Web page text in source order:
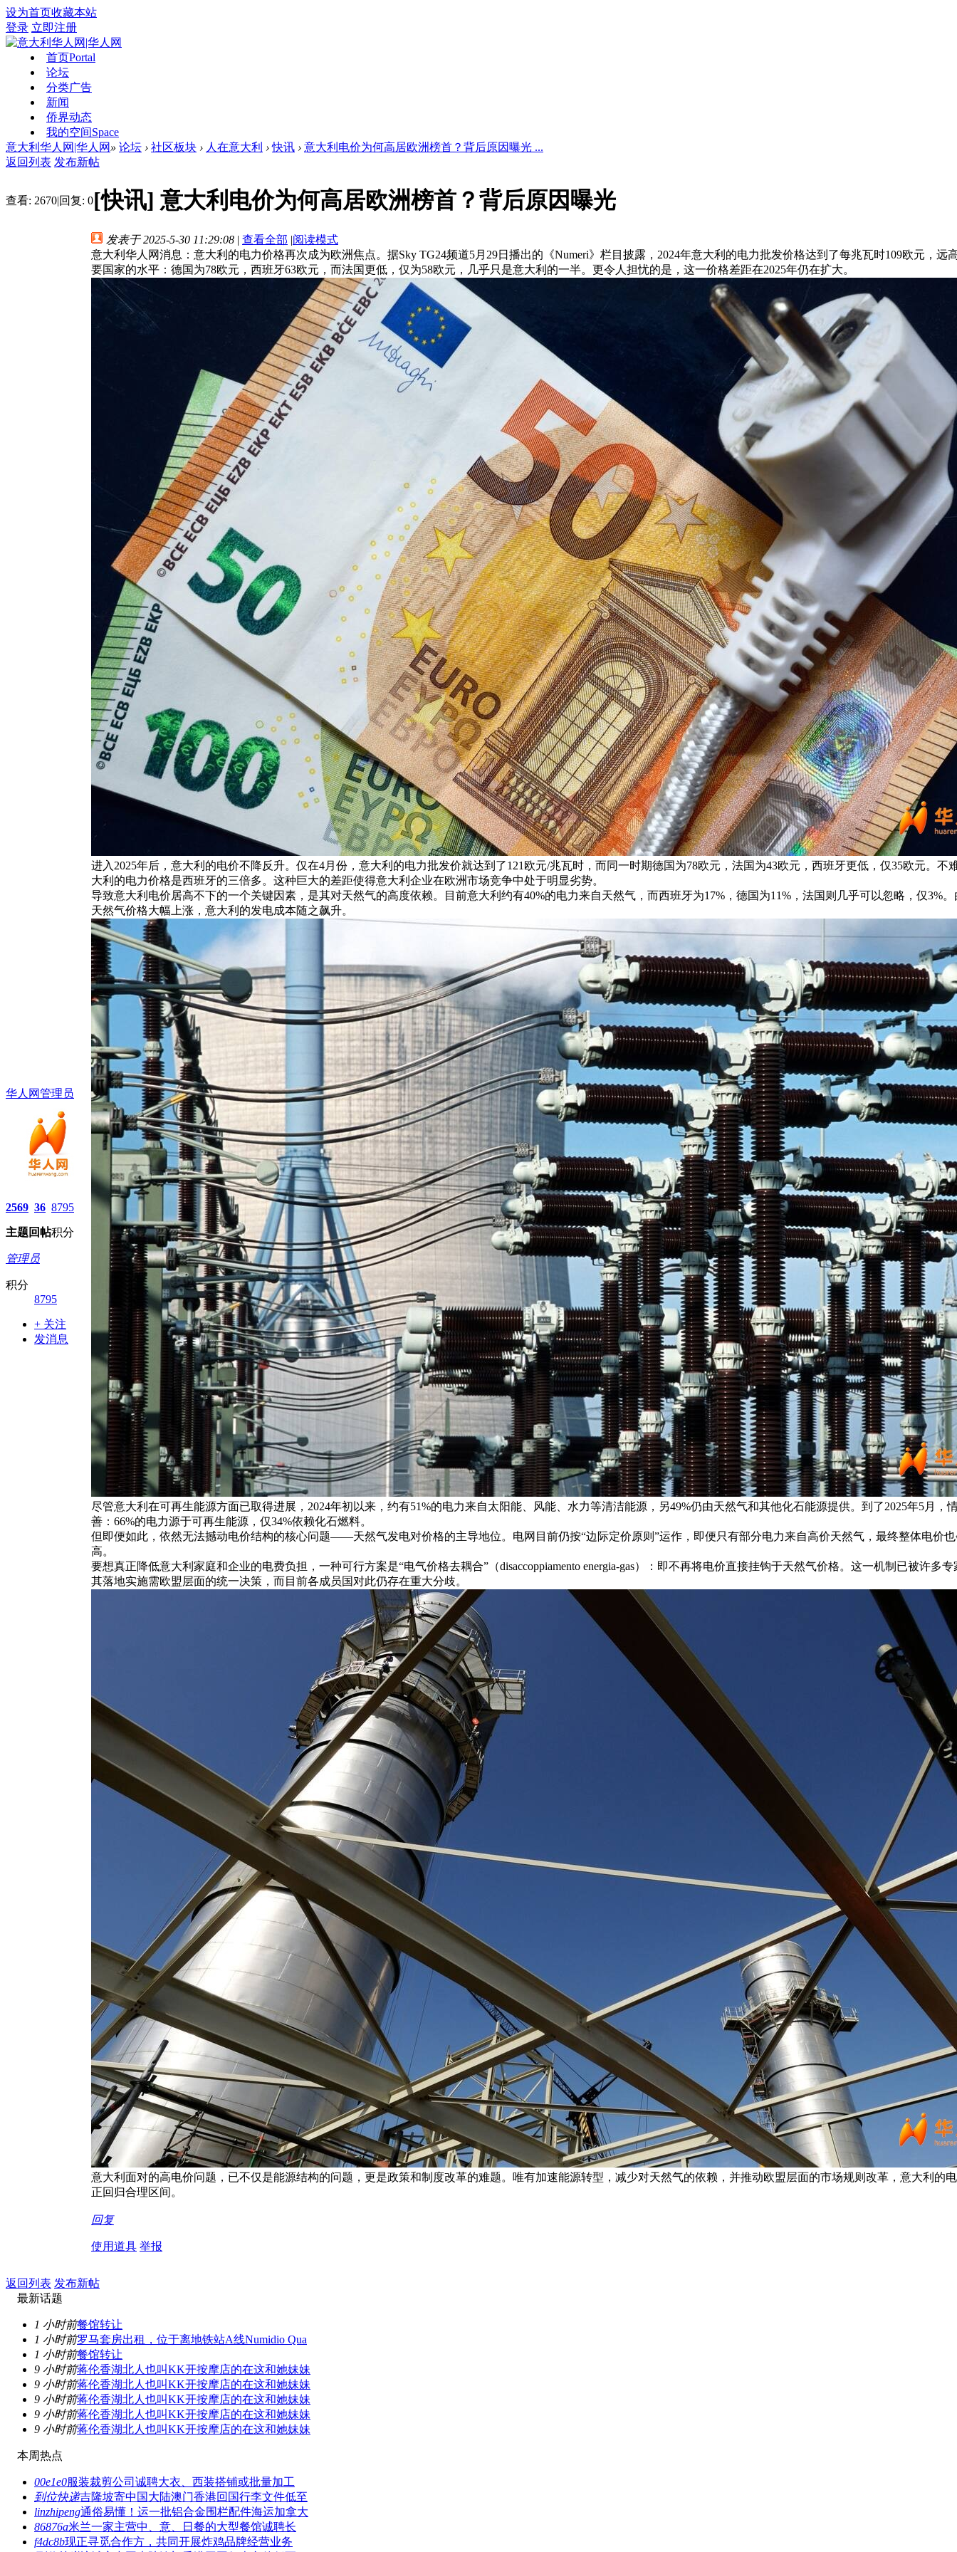
设为首页收藏本站
登录 立即注册
首页Portal
论坛
分类广告
新闻
侨界动态
我的空间Space
意大利华人网|华人网 » 论坛 › 社区板块 › 人在意大利 › 快讯 › 意大利电价为何高居欧洲榜首？背后原因曝光 ...
返回列表 发布新帖
查看: 2670|回复: 0[快讯] 意大利电价为何高居欧洲榜首？背后原因曝光
华人网管理员
2569
主题
36
回帖
8795
积分
管理员
积分
8795
+ 关注
发消息
发表于 2025-5-30 11:29:08 | 查看全部 |阅读模式
意大利华人网消息：意大利的电力价格再次成为欧洲焦点。据Sky TG24频道5月29日播出的《Numeri》栏目披露，2024年意大利的电力批发价格达到了每兆瓦时109欧元，远
要国家的水平：德国为78欧元，西班牙63欧元，而法国更低，仅为58欧元，几乎只是意大利的一半。更令人担忧的是，这一价格差距在2025年仍在扩大。
进入2025年后，意大利的电价不降反升。仅在4月份，意大利的电力批发价就达到了121欧元/兆瓦时，而同一时期德国为78欧元，法国为43欧元，西班牙更低，仅35欧元。不
大利的电力价格是西班牙的三倍多。这种巨大的差距使得意大利企业在欧洲市场竞争中处于明显劣势。
导致意大利电价居高不下的一个关键因素，是其对天然气的高度依赖。目前意大利约有40%的电力来自天然气，而西班牙为17%，德国为11%，法国则几乎可以忽略，仅3%
天然气价格大幅上涨，意大利的发电成本随之飙升。
尽管意大利在可再生能源方面已取得进展，2024年初以来，约有51%的电力来自太阳能、风能、水力等清洁能源，另49%仍由天然气和其他化石能源提供。到了2025年5月，
善：66%的电力源于可再生能源，仅34%依赖化石燃料。
但即便如此，依然无法撼动电价结构的核心问题——天然气发电对价格的主导地位。电网目前仍按“边际定价原则”运作，即便只有部分电力来自高价天然气，最终整体电价
高。
要想真正降低意大利家庭和企业的电费负担，一种可行方案是“电气价格去耦合”（disaccoppiamento energia-gas）：即不再将电价直接挂钩于天然气价格。这一机制已被许多
其落地实施需欧盟层面的统一决策，而目前各成员国对此仍存在重大分歧。
意大利面对的高电价问题，已不仅是能源结构的问题，更是政策和制度改革的难题。唯有加速能源转型，减少对天然气的依赖，并推动欧盟层面的市场规则改革，意大利的
正回归合理区间。
回复
使用道具 举报
返回列表 发布新帖
最新话题
1 小时前餐馆转让
1 小时前罗马套房出租，位于离地铁站A线Numidio Qua
1 小时前餐馆转让
9 小时前蒋伦香湖北人也叫KK开按摩店的在这和她妹妹
9 小时前蒋伦香湖北人也叫KK开按摩店的在这和她妹妹
9 小时前蒋伦香湖北人也叫KK开按摩店的在这和她妹妹
9 小时前蒋伦香湖北人也叫KK开按摩店的在这和她妹妹
9 小时前蒋伦香湖北人也叫KK开按摩店的在这和她妹妹
本周热点
00e1e0服装裁剪公司诚聘大衣、西装搭铺或批量加工
到位快递吉隆坡寄中国大陆澳门香港回国行李文件低至
linzhipeng通俗易懂！运一批铝合金围栏配件海运加拿大
86876a米兰一家主营中、意、日餐的大型餐馆诚聘长
f4dc8b现正寻觅合作方，共同开展炸鸡品牌经营业务